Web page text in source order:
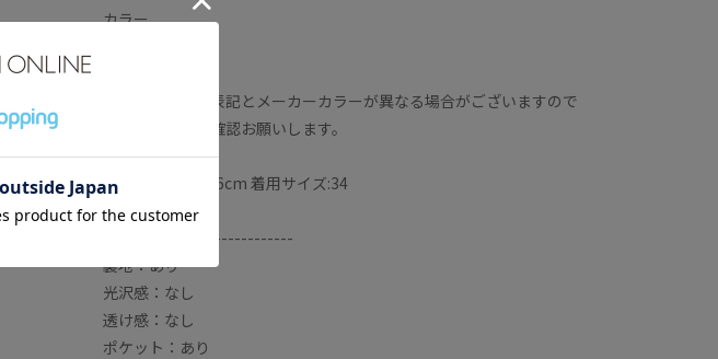
カラー
※サイトカラー表記とメーカーカラーが異なる場合がございますので
必ずこちらをご確認お願いします。
■モデル身長:166cm 着用サイズ:34
-----------------------------
裏地：あり
光沢感：なし
透け感：なし
ポケット：あり